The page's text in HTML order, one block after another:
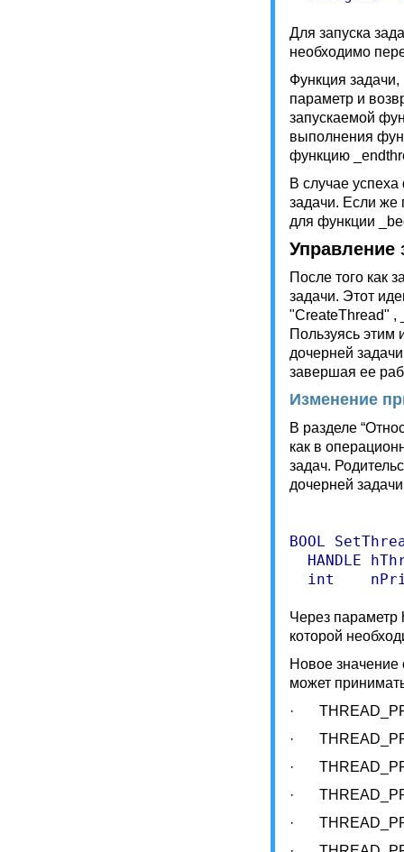
Для запуска
необходимо
Функция
параметр и
запускаемой
выполнения
функцию
В случае
задачи. Если же
для функции
После того как
задачи. Этот
"CreateThread" ,
Пользуясь этим
дочерней
завершая ее
Изменение
В разделе
как в
задач.
дочерней
BOOL
HANDLE
Через параметр
которой
Новое значение
может
·
·
·
·
·